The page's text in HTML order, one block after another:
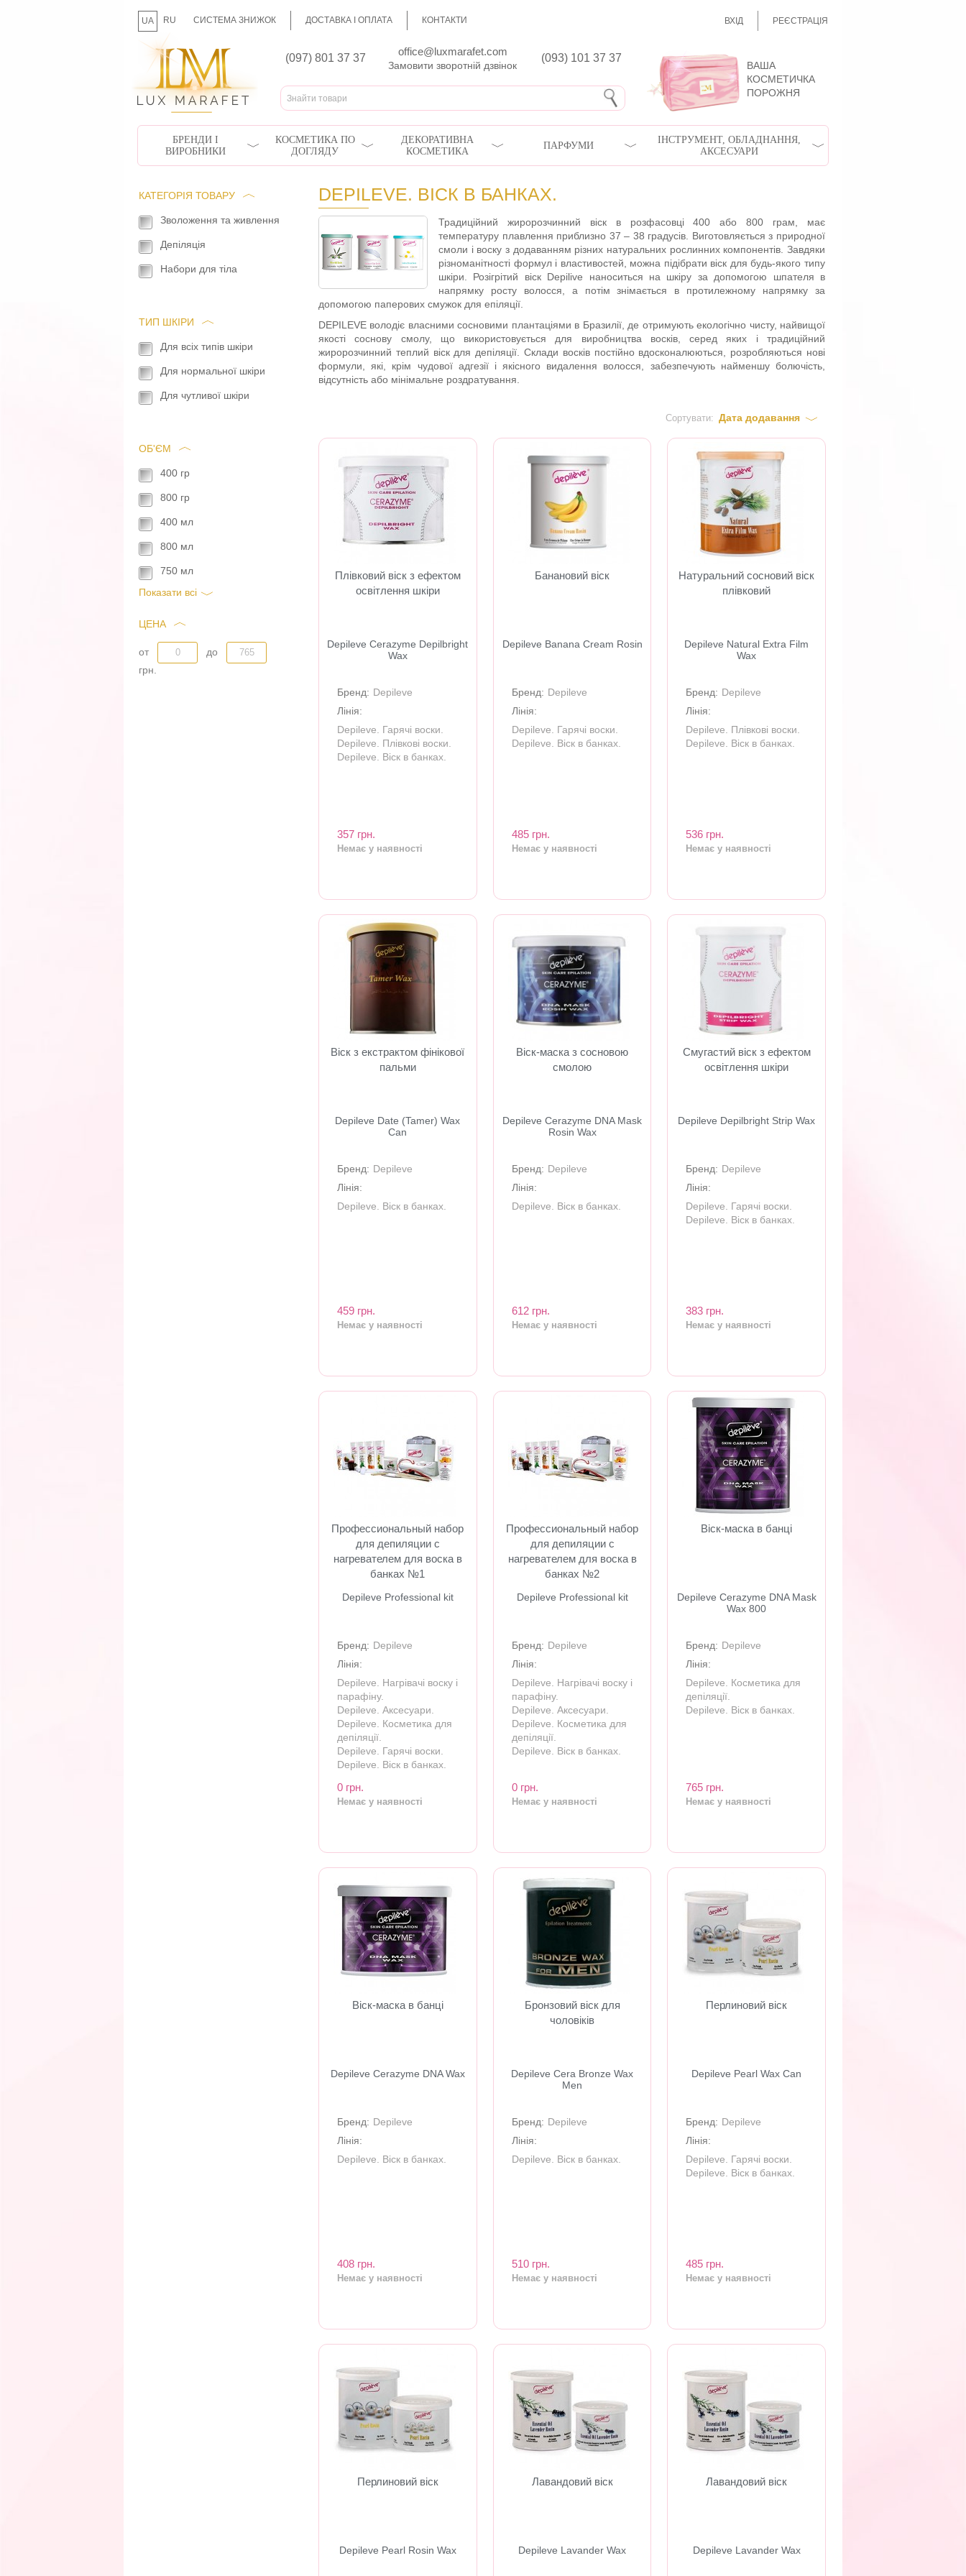
UA RU СИСТЕМА ЗНИЖОК ДОСТАВКА І ОПЛАТА КОНТАКТИ ВХІД РЕЄСТРАЦІЯ
(097) 801 37 37
office@luxmarafet.com
(093) 101 37 37
Замовити зворотній дзвінок
ВАША
КОСМЕТИЧКА
ПОРОЖНЯ
БРЕНДИ І
ВИРОБНИКИ
КОСМЕТИКА ПО
ДОГЛЯДУ
ДЕКОРАТИВНА
КОСМЕТИКА
ПАРФУМИ
ІНСТРУМЕНТ, ОБЛАДНАННЯ,
АКСЕСУАРИ
КАТЕГОРІЯ ТОВАРУ
Зволоження та живлення
Депіляція
Набори для тіла
ТИП ШКІРИ
Для всіх типів шкіри
Для нормальної шкіри
Для чутливої шкіри
ОБ'ЄМ
400 гр
800 гр
400 мл
800 мл
750 мл
Показати всi
ЦЕНА
от
до
грн.
DEPILEVE. ВІСК В БАНКАХ.
Традиційний жиророзчинний віск в розфасовці 400 або 800 грам, має
температуру плавлення приблизно 37 – 38 градусів. Виготовляється з природної
смоли і воску з додаванням різних натуральних рослинних компонентів. Завдяки
різноманітності формул і властивостей, можна підібрати віск для будь-якого типу
шкіри. Розігрітий віск Depilive наноситься на шкіру за допомогою шпателя в
напрямку росту волосся, а потім знімається в протилежному напрямку за
допомогою паперових смужок для епіляції.
DEPILEVE володіє власними сосновими плантаціями в Бразилії, де отримують екологічно чисту, найвищої
якості соснову смолу, що використовується для виробництва восків, серед яких і традиційний
жиророзчинний теплий віск для депіляції. Склади восків постійно вдосконалюються, розробляються нові
формули, які, крім чудової адгезії і якісного видалення волосся, забезпечують найменшу болючість,
відсутність або мінімальне роздратування.
Сортувати: Дата додавання
Плівковий віск з ефектом
освітлення шкіри
Depileve Cerazyme Depilbright
Wax
Бренд: Depileve
Лінія:
Depileve. Гарячі воски.
Depileve. Плівкові воски.
Depileve. Віск в банках.
357 грн.
Немає у наявності
Банановий віск
Depileve Banana Cream Rosin
Бренд: Depileve
Лінія:
Depileve. Гарячі воски.
Depileve. Віск в банках.
485 грн.
Немає у наявності
Натуральний сосновий віск
плівковий
Depileve Natural Extra Film
Wax
Бренд: Depileve
Лінія:
Depileve. Плівкові воски.
Depileve. Віск в банках.
536 грн.
Немає у наявності
Віск з екстрактом фінікової
пальми
Depileve Date (Tamer) Wax
Can
Бренд: Depileve
Лінія:
Depileve. Віск в банках.
459 грн.
Немає у наявності
Віск-маска з сосновою
смолою
Depileve Cerazyme DNA Mask
Rosin Wax
Бренд: Depileve
Лінія:
Depileve. Віск в банках.
612 грн.
Немає у наявності
Смугастий віск з ефектом
освітлення шкіри
Depileve Depilbright Strip Wax
Бренд: Depileve
Лінія:
Depileve. Гарячі воски.
Depileve. Віск в банках.
383 грн.
Немає у наявності
Профессиональный набор
для депиляции с
нагревателем для воска в
банках №1
Depileve Professional kit
Бренд: Depileve
Лінія:
Depileve. Нагрівачі воску і
парафіну.
Depileve. Аксесуари.
Depileve. Косметика для
депіляції.
Depileve. Гарячі воски.
Depileve. Віск в банках.
0 грн.
Немає у наявності
Профессиональный набор
для депиляции с
нагревателем для воска в
банках №2
Depileve Professional kit
Бренд: Depileve
Лінія:
Depileve. Нагрівачі воску і
парафіну.
Depileve. Аксесуари.
Depileve. Косметика для
депіляції.
Depileve. Віск в банках.
0 грн.
Немає у наявності
Віск-маска в банці
Depileve Cerazyme DNA Mask
Wax 800
Бренд: Depileve
Лінія:
Depileve. Косметика для
депіляції.
Depileve. Віск в банках.
765 грн.
Немає у наявності
Віск-маска в банці
Depileve Cerazyme DNA Wax
Бренд: Depileve
Лінія:
Depileve. Віск в банках.
408 грн.
Немає у наявності
Бронзовий віск для
чоловіків
Depileve Cera Bronze Wax
Men
Бренд: Depileve
Лінія:
Depileve. Віск в банках.
510 грн.
Немає у наявності
Перлиновий віск
Depileve Pearl Wax Can
Бренд: Depileve
Лінія:
Depileve. Гарячі воски.
Depileve. Віск в банках.
485 грн.
Немає у наявності
Перлиновий віск
Depileve Pearl Rosin Wax
Лавандовий віск
Depileve Lavander Wax
Лавандовий віск
Depileve Lavander Wax